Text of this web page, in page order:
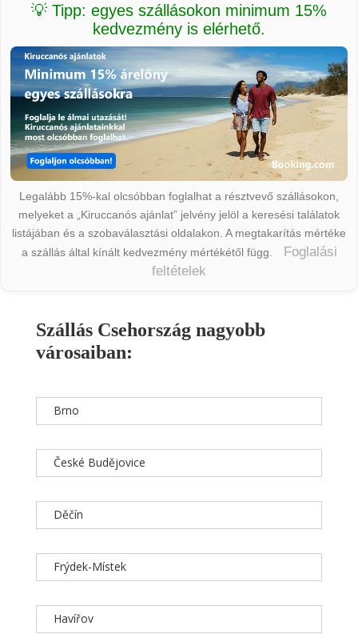
💡 Tipp: egyes szállásokon minimum 15%
kedvezmény is elérhető.
Legalább 15%-kal olcsóbban foglalhat a résztvevő szállásokon,
melyeket a „Kiruccanós ajánlat” jelvény jelöl a keresési találatok
listájában és a szobaválasztási oldalakon. A megtakarítás mértéke
a szállás által kínált kedvezmény mértékétől függ.
Foglalási
feltételek
Szállás Csehország nagyobb
városaiban:
Brno
České Budějovice
Děčín
Frýdek-Místek
Havířov